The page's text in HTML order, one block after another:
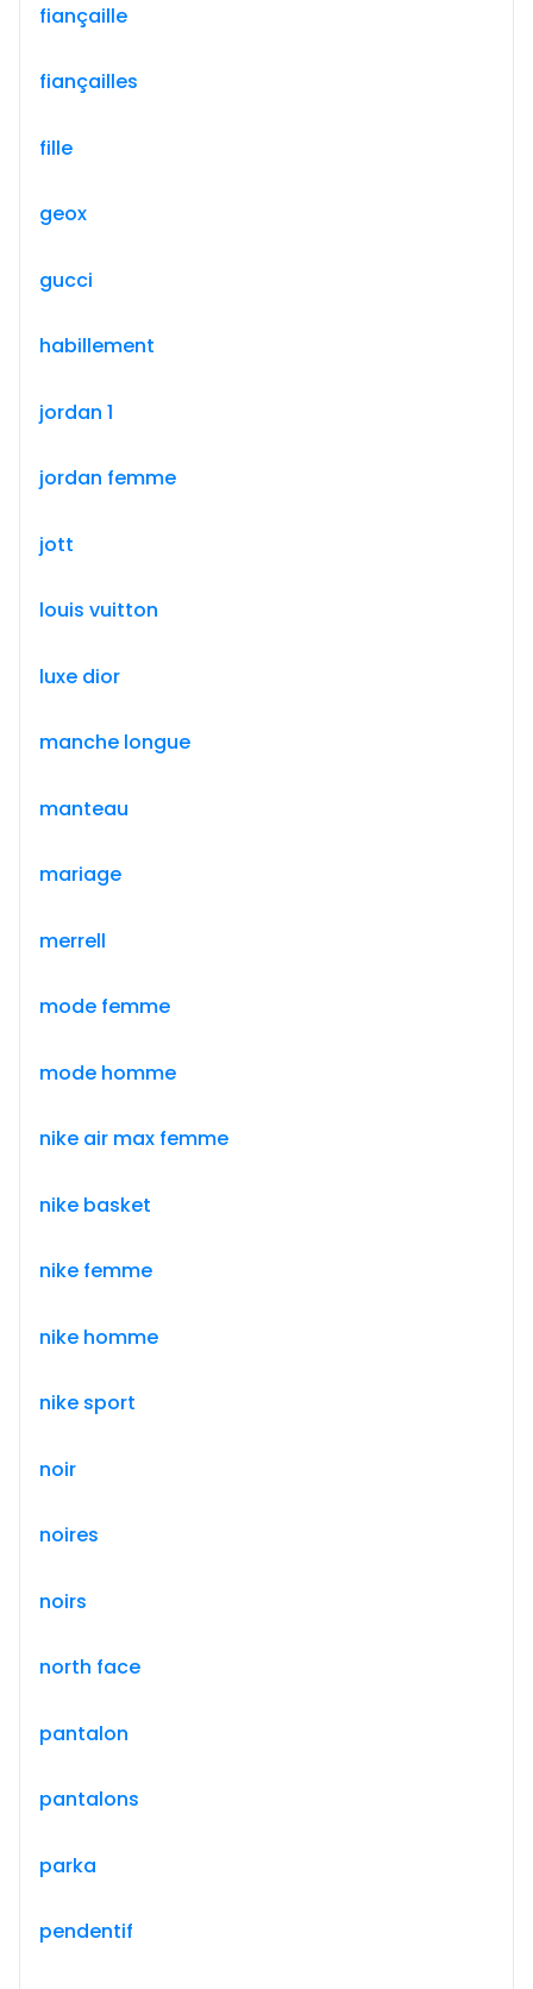
fiançaille
fiançailles
fille
geox
gucci
habillement
jordan 1
jordan femme
jott
louis vuitton
luxe dior
manche longue
manteau
mariage
merrell
mode femme
mode homme
nike air max femme
nike basket
nike femme
nike homme
nike sport
noir
noires
noirs
north face
pantalon
pantalons
parka
pendentif